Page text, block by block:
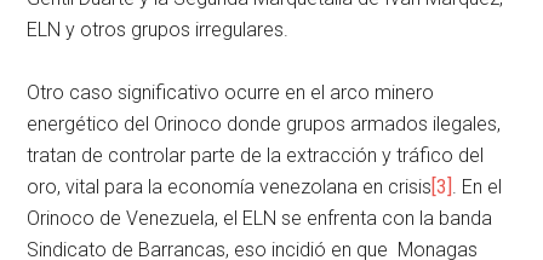
ELN y otros grupos irregulares.
Otro caso significativo ocurre en el arco minero
energético del Orinoco donde grupos armados ilegales,
tratan de controlar parte de la extracción y tráfico del
oro, vital para la economía venezolana en crisis[3]. En el
Orinoco de Venezuela, el ELN se enfrenta con la banda
Sindicato de Barrancas, eso incidió en que Monagas